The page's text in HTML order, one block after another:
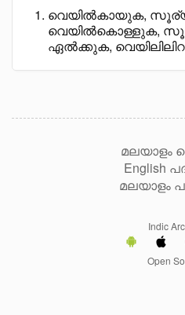
വെയിൽകായുക,
വെയിൽകൊള്ളുക,
ഏൽക്കുക,
മലയാളം
English
മലയാളം
Indic
Open